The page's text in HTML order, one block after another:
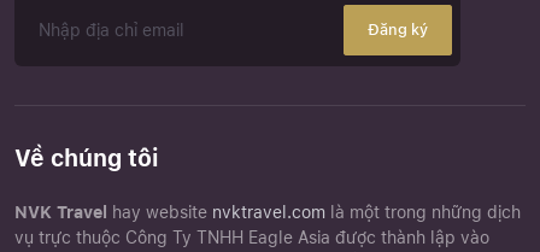
Đăng ký
Về chúng tôi
NVK Travel hay website nvktravel.com là một trong những dịch
vụ trực thuộc Công Ty TNHH Eagle Asia được thành lập vào